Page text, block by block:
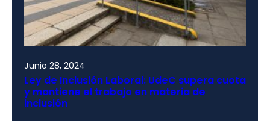
Junio 28, 2024
Ley de Inclusión Laboral: UdeC supera cuota
y mantiene el trabajo en materia de
inclusión